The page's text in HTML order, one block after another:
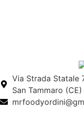
Via Strada Statale
San Tammaro (CE)